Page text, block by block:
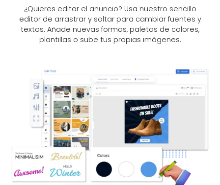
¿Quieres editar el anuncio? Usa nuestro sencillo
editor de arrastrar y soltar para cambiar fuentes y
textos. Añade nuevas formas, paletas de colores,
plantillas o sube tus propias imágenes.